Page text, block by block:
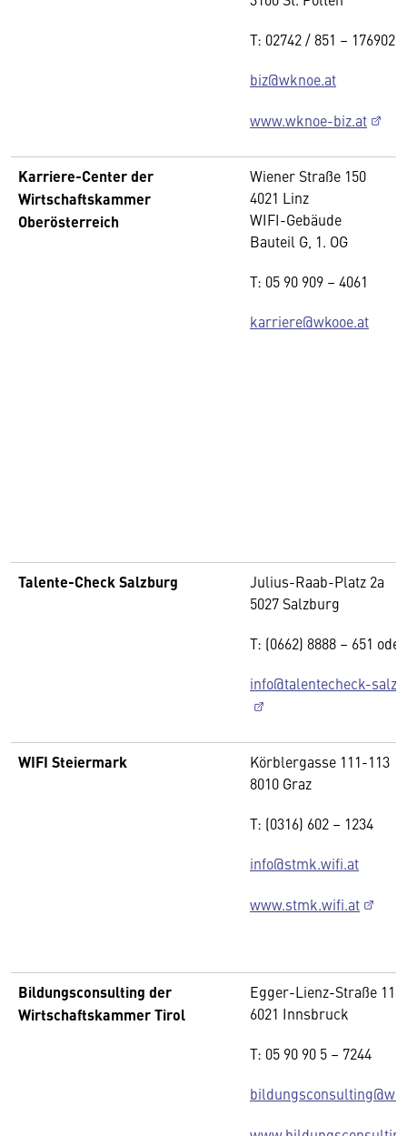
T: 02742 / 851 – 176902
biz@wknoe.at
www.wknoe-biz.at
Karriere-Center der
Wirtschaftskammer
Oberösterreich
Wiener Straße 150
4021 Linz
WIFI-Gebäude
Bauteil G, 1. OG
T: 05 90 909 – 4061
karriere@wkooe.at
Talente-Check Salzburg
Julius-Raab-Platz 2a
5027 Salzburg
T: (0662) 8888 – 651
info@talentecheck-
WIFI Steiermark
Körblergasse 111-113
8010 Graz
T: (0316) 602 – 1234
info@stmk.wifi.at
www.stmk.wifi.at
Bildungsconsulting der
Wirtschaftskammer Tirol
Egger-Lienz-Straße 116
6021 Innsbruck
T: 05 90 90 5 – 7244